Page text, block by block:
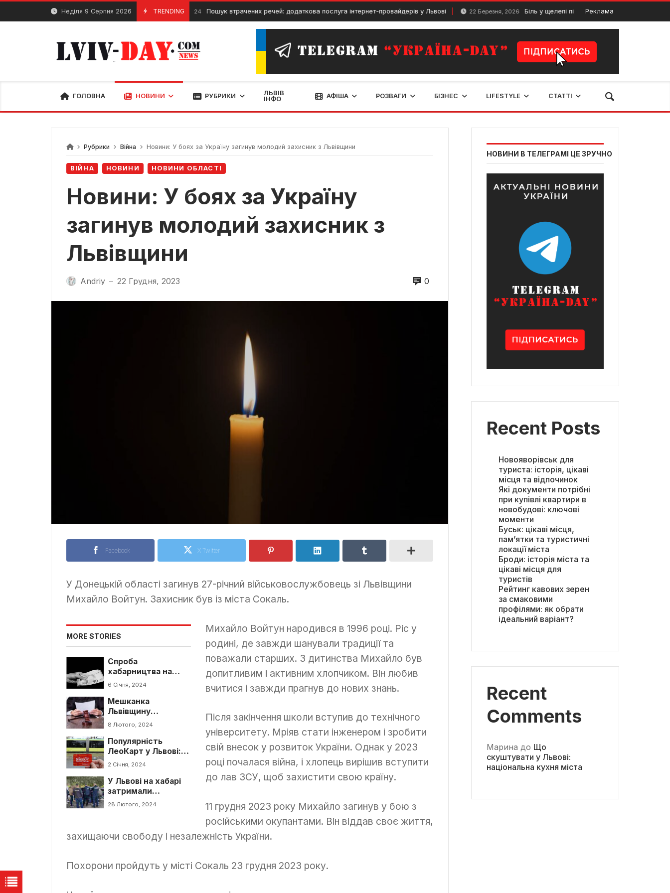
Skip
content
Неділя 9 Серпня 2026 TRENDING
6 Серпня, 2024 Пошук втрачених речей: додаткова послуга інтернет-провайдерів у Львові 22 Березня, 2026 Біль у щелепі після сну: коли це норма, а коли −
Реклама
ГОЛОВНА НОВИНИ РУБРИКИ
ЛЬВІВ
ІНФО
АФІША РОЗВАГИ БІЗНЕС LIFESTYLE СТАТТІ
Рубрики Війна Новини: У боях за Україну загинув молодий захисник з Львівщини
ВІЙНА НОВИНИ НОВИНИ ОБЛАСТІ
Новини: У боях за Україну
загинув молодий захисник з
Львівщини
Andriy — 22 Грудня, 2023 0
Facebook X Twitter
У Донецькій області загинув 27-річний військовослужбовець зі Львівщини
Михайло Войтун. Захисник був із міста Сокаль.
MORE STORIES
Спроба
хабарництва на
кордоні в “Грушеві”
6 Січня, 2024
Мешканка
Львівщину
відсудила
військової частини
через вбивство її
чоловіка
8 Лютого, 2024
Популярність
ЛеоКарт у Львові:
значний попит на
для громадського
транспорту
2 Січня, 2024
У Львові на хабарі
затримали
начальника відділу
Держпраці
28 Лютого, 2024
Михайло Войтун народився в 1996 році. Ріс у
родині, де завжди шанували традиції та
поважали старших. З дитинства Михайло був
допитливим і активним хлопчиком. Він любив
вчитися і завжди прагнув до нових знань.
Після закінчення школи вступив до технічного
університету. Мріяв стати інженером і зробити
свій внесок у розвиток України. Однак у 2023
році почалася війна, і хлопець вирішив вступити
до лав ЗСУ, щоб захистити свою країну.
11 грудня 2023 року Михайло загинув у бою з
російськими окупантами. Він віддав своє життя,
захищаючи свободу і незалежність України.
Похорони пройдуть у місті Сокаль 23 грудня 2023 року.
НОВИНИ В ТЕЛЕГРАМІ ЦЕ ЗРУЧНО
Recent Posts
Новояворівськ для
туриста: історія, цікаві
місця та відпочинок
Які документи потрібні
при купівлі квартири в
новобудові: ключові
моменти
Буськ: цікаві місця,
пам’ятки та туристичні
локації міста
Броди: історія міста та
цікаві місця для
туристів
Рейтинг кавових зерен
за смаковими
профілями: як обрати
ідеальний варіант?
Recent
Comments
Марина до Що
скуштувати у Львові:
національна кухня міста